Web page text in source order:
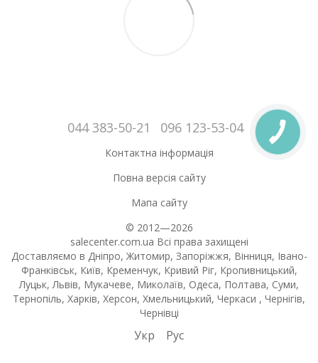
044 383-50-21 096 123-53-04
Контактна інформація
Повна версія сайту
Мапа сайту
© 2012—2026
salecenter.com.ua Всі права захищені
Доставляємо в Дніпро, Житомир, Запоріжжя, Вінниця, Івано-
Франківськ, Київ, Кременчук, Кривий Ріг, Кропивницький,
Луцьк, Львів, Мукачеве, Миколаїв, Одеса, Полтава, Суми,
Тернопіль, Харків, Херсон, Хмельницький, Черкаси , Чернігів,
Чернівці
Укр Рус